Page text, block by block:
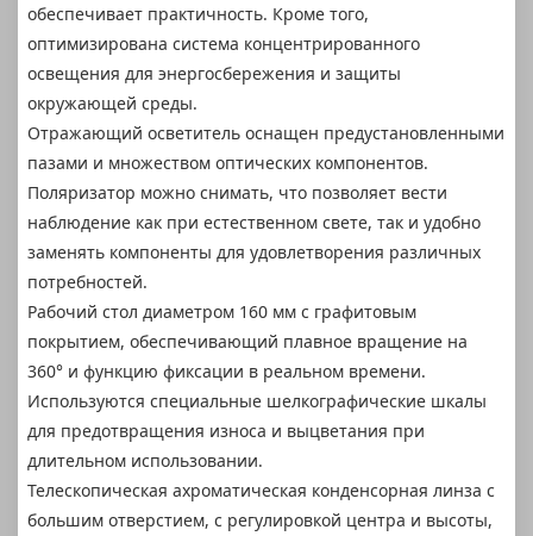
обеспечивает практичность. Кроме того,
оптимизирована система концентрированного
освещения для энергосбережения и защиты
окружающей среды.
Отражающий осветитель оснащен предустановленными
пазами и множеством оптических компонентов.
Поляризатор можно снимать, что позволяет вести
наблюдение как при естественном свете, так и удобно
заменять компоненты для удовлетворения различных
потребностей.
Рабочий стол диаметром 160 мм с графитовым
покрытием, обеспечивающий плавное вращение на
360° и функцию фиксации в реальном времени.
Используются специальные шелкографические шкалы
для предотвращения износа и выцветания при
длительном использовании.
Телескопическая ахроматическая конденсорная линза с
большим отверстием, с регулировкой центра и высоты,